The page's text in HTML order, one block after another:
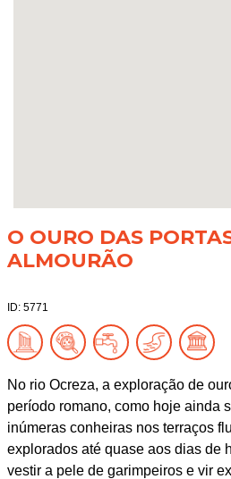
O OURO DAS
ALMOURÃO
ID: 5771
No rio Ocreza, a exploração de
período romano, como hoje ainda
inúmeras conheiras nos terraços
explorados até quase aos dias de
vestir a pele de garimpeiros e vir